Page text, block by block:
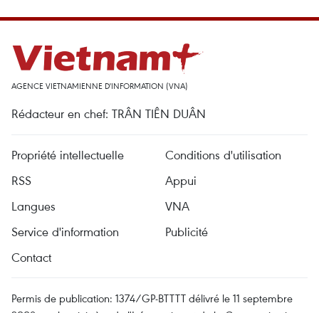
AGENCE VIETNAMIENNE D'INFORMATION (VNA)
Rédacteur en chef: TRÂN TIÊN DUÂN
Propriété intellectuelle
Conditions d'utilisation
RSS
Appui
Langues
VNA
Service d'information
Publicité
Contact
Permis de publication: 1374/GP-BTTTT délivré le 11 septembre